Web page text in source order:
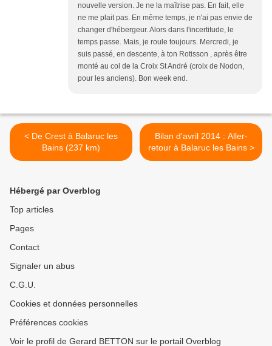
nouvelle version. Je ne la maîtrise pas. En fait, elle
ne me plait pas. En même temps, je n'ai pas envie de
changer d'hébergeur. Alors dans l'incertitude, le
temps passe. Mais, je roule toujours. Mercredi, je
suis passé, en descente, à ton Rotisson , après être
monté au col de la Croix St André (croix de Nodon,
pour les anciens). Bon week end.
< De Crest à Balaruc les
Bains (237 km)
Bilan d'avril 2014 : Aller-
retour à Balaruc les Bains >
Hébergé par Overblog
Top articles
Pages
Contact
Signaler un abus
C.G.U.
Cookies et données personnelles
Préférences cookies
Voir le profil de Gerard BETTON sur le portail Overblog